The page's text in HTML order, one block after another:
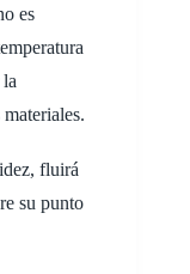
es
fluirá
su punto